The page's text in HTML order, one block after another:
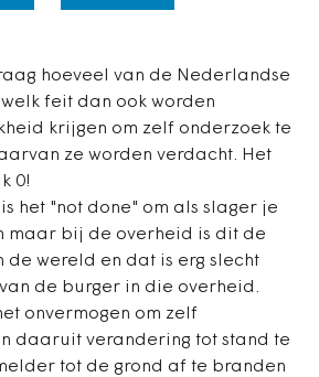
hoeveel van de Nederlandse
feit dan ook worden
krijgen om zelf onderzoek te
ze worden verdacht. Het
0!
het "not done" om als slager je
maar bij de overheid is dit de
de wereld en dat is erg slecht
de burger in die overheid.
onvermogen om zelf
daaruit verandering tot stand te
tot de grond af te branden